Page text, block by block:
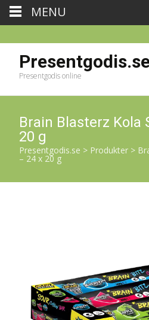
Presentgodis online
Brain Blasterz Kola
20 g
Presentgodis.se > Produkter >
– 24 x 20 g
MENU